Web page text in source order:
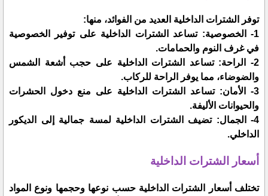
توفر الشترات الداخلية العديد من الفوائد، منها:
1- الخصوصية: تساعد الشترات الداخلية على توفير الخصوصية
في غرف النوم والحمامات.
2- الراحة: تساعد الشترات الداخلية على حجب أشعة الشمس
والضوضاء، مما يوفر الراحة للركاب.
3- الأمان: تساعد الشترات الداخلية على منع دخول الحشرات
والحيوانات الأليفة.
4- الجمال: تضيف الشترات الداخلية لمسة جمالية إلى الديكور
الداخلي.
أسعار الشترات الداخلية
تختلف أسعار الشترات الداخلية حسب نوعها وحجمها ونوع المواد